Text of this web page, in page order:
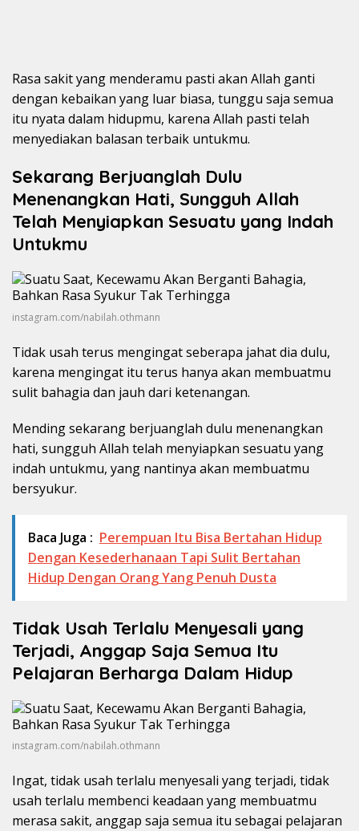
Rasa sakit yang menderamu pasti akan Allah ganti
dengan kebaikan yang luar biasa, tunggu saja semua
itu nyata dalam hidupmu, karena Allah pasti telah
menyediakan balasan terbaik untukmu.
Sekarang Berjuanglah Dulu
Menenangkan Hati, Sungguh Allah
Telah Menyiapkan Sesuatu yang Indah
Untukmu
instagram.com/nabilah.othmann
Tidak usah terus mengingat seberapa jahat dia dulu,
karena mengingat itu terus hanya akan membuatmu
sulit bahagia dan jauh dari ketenangan.
Mending sekarang berjuanglah dulu menenangkan
hati, sungguh Allah telah menyiapkan sesuatu yang
indah untukmu, yang nantinya akan membuatmu
bersyukur.
Baca Juga : Perempuan Itu Bisa Bertahan Hidup
Dengan Kesederhanaan Tapi Sulit Bertahan
Hidup Dengan Orang Yang Penuh Dusta
Tidak Usah Terlalu Menyesali yang
Terjadi, Anggap Saja Semua Itu
Pelajaran Berharga Dalam Hidup
instagram.com/nabilah.othmann
Ingat, tidak usah terlalu menyesali yang terjadi, tidak
usah terlalu membenci keadaan yang membuatmu
merasa sakit, anggap saja semua itu sebagai pelajaran